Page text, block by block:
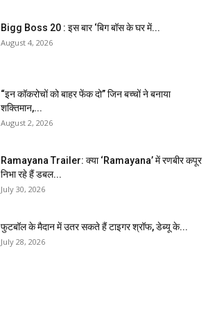
Bigg Boss 20 : इस बार ‘बिग बॉस के घर में...
August 4, 2026
“इन कॉकरोचों को बाहर फेंक दो” जिन बच्चों ने बनाया
शक्तिमान,...
August 2, 2026
Ramayana Trailer: क्या ‘Ramayana’ में रणबीर कपूर
निभा रहे हैं डबल...
July 30, 2026
फुटबॉल के मैदान में उतर सकते हैं टाइगर श्रॉफ, डेब्यू के...
July 28, 2026